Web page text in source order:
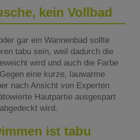
kein Vollbad
gar ein Wannenbad sollte
tabu sein, weil dadurch die
wird und auch die Farbe
eine kurze, lauwarme
nach Ansicht von Experten
Hautpartie ausgespart
wird.
ist tabu